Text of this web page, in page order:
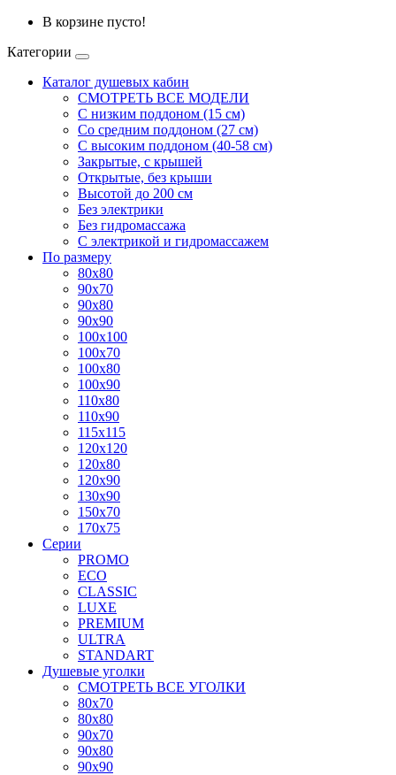
В корзине пусто!
Категории
Каталог душевых кабин
СМОТРЕТЬ ВСЕ МОДЕЛИ
С низким поддоном (15 см)
Со средним поддоном (27 см)
С высоким поддоном (40-58 см)
Закрытые, с крышей
Открытые, без крыши
Высотой до 200 см
Без электрики
Без гидромассажа
С электрикой и гидромассажем
По размеру
80x80
90x70
90x80
90x90
100x100
100x70
100x80
100x90
110x80
110x90
115x115
120x120
120x80
120x90
130x90
150x70
170x75
Серии
PROMO
ECO
CLASSIC
LUXE
PREMIUM
ULTRA
STANDART
Душевые уголки
СМОТРЕТЬ ВСЕ УГОЛКИ
80x70
80x80
90x70
90x80
90x90